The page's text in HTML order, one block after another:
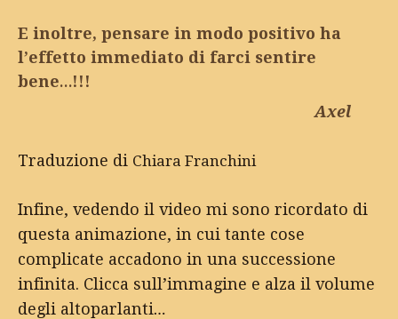
E inoltre, pensare in modo positivo ha
l’effetto immediato di farci sentire
bene…!!!
Axel
Traduzione di Chiara Franchini
Infine, vedendo il video mi sono ricordato di
questa animazione, in cui tante cose
complicate accadono in una successione
infinita. Clicca sull’immagine e alza il volume
degli altoparlanti…